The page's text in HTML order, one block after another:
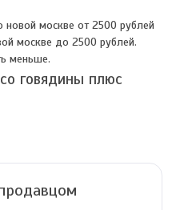
новой москве от 2500 рублей
москве до 2500 рублей.
меньше.
говядины плюс